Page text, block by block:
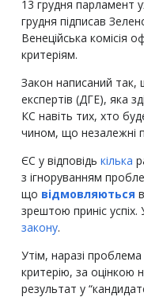
13 грудня парламент
грудня підписав
Венеційська комісія
критеріям.
Закон написаний так,
експертів (ДГЕ), яка
КС навіть тих, хто
чином, що незалежні
ЄС у відповідь кілька
з ігноруванням
що відмовляються
зрештою приніс
закону.
Утім, наразі
критерію, за оцінкою
результат у